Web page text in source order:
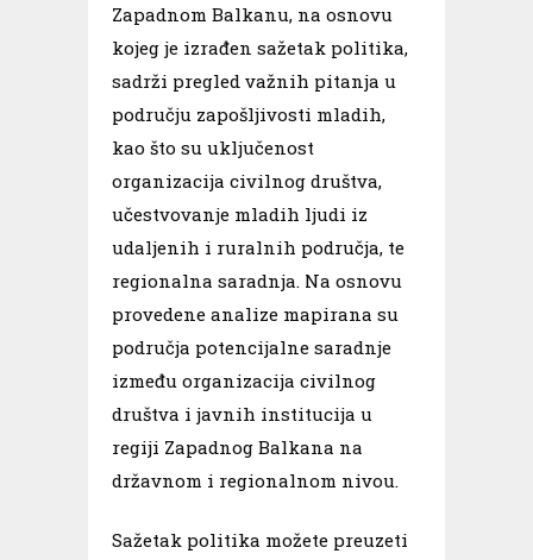
Zapadnom Balkanu, na osnovu
kojeg je izrađen sažetak politika,
sadrži pregled važnih pitanja u
području zapošljivosti mladih,
kao što su uključenost
organizacija civilnog društva,
učestvovanje mladih ljudi iz
udaljenih i ruralnih područja, te
regionalna saradnja. Na osnovu
provedene analize mapirana su
područja potencijalne saradnje
između organizacija civilnog
društva i javnih institucija u
regiji Zapadnog Balkana na
državnom i regionalnom nivou.
Sažetak politika možete preuzeti